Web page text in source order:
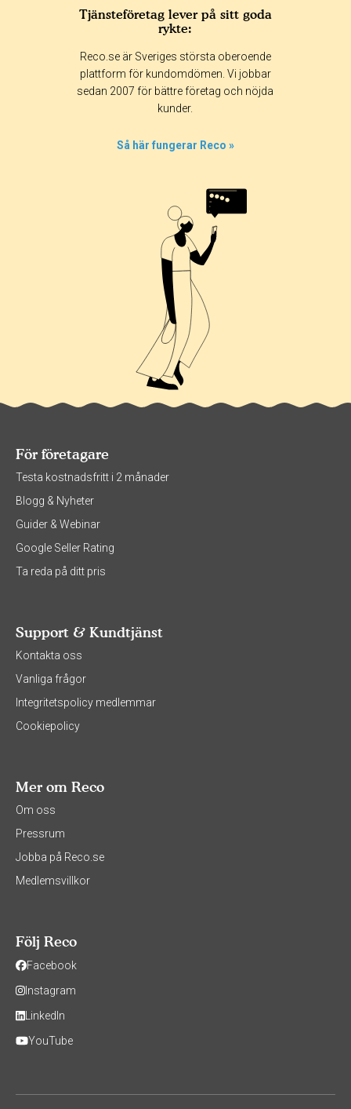
Tjänsteföretag lever på sitt goda
rykte:
Reco.se är Sveriges största oberoende
plattform för kundomdömen. Vi jobbar
sedan 2007 för bättre företag och nöjda
kunder.
Så här fungerar Reco »
För företagare
Testa kostnadsfritt i 2 månader
Blogg & Nyheter
Guider & Webinar
Google Seller Rating
Ta reda på ditt pris
Support & Kundtjänst
Kontakta oss
Vanliga frågor
Integritetspolicy medlemmar
Cookiepolicy
Mer om Reco
Om oss
Pressrum
Jobba på Reco.se
Medlemsvillkor
Följ Reco
Facebook
Instagram
LinkedIn
YouTube